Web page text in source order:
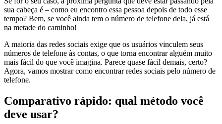
sua cabeça é – como eu encontro essa pessoa depois de todo esse
tempo? Bem, se você ainda tem o número de telefone dela, já está
na metade do caminho!
A maioria das redes sociais exige que os usuários vinculem seus
números de telefone às contas, o que torna encontrar alguém muito
mais fácil do que você imagina. Parece quase fácil demais, certo?
Agora, vamos mostrar como encontrar redes sociais pelo número de
telefone.
Comparativo rápido: qual método você
deve usar?